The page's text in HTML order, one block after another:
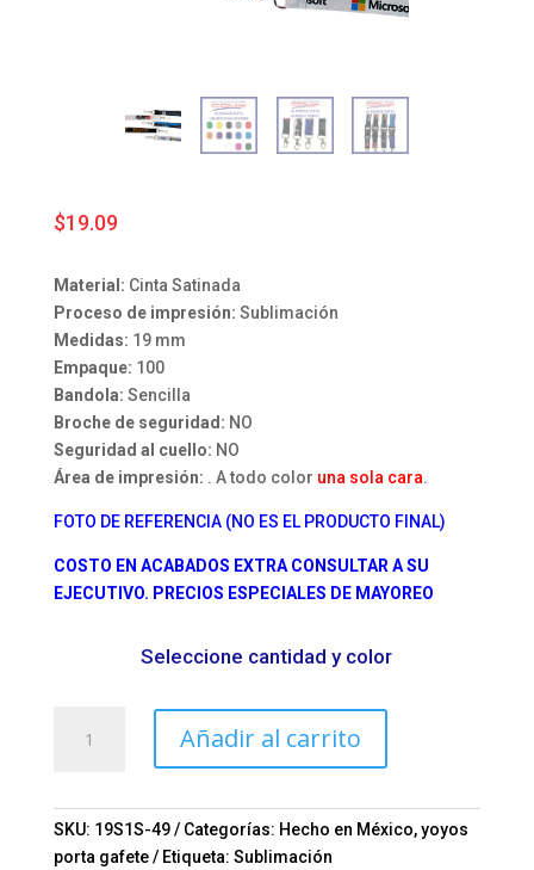
$19.09
Material: Cinta Satinada
Proceso de impresión: Sublimación
Medidas: 19 mm
Empaque: 100
Bandola: Sencilla
Broche de seguridad: NO
Seguridad al cuello: NO
Área de impresión: . A todo color una sola cara.
FOTO DE REFERENCIA (NO ES EL PRODUCTO FINAL)
COSTO EN ACABADOS EXTRA CONSULTAR A SU
EJECUTIVO. PRECIOS ESPECIALES DE MAYOREO
Seleccione cantidad y color
para
Mod.
11-
Añadir al carrito
SKU: 19S1S-49 Categorías: Hecho en México,yoyos
porta gafete
Etiqueta: Sublimación